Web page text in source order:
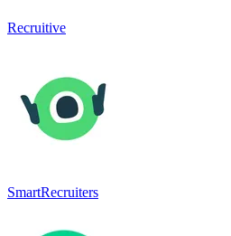
Recruitive
SmartRecruiters